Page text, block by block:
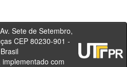
de Setembro,
CEP 80230-901 -
PR - Brasil
implementado com